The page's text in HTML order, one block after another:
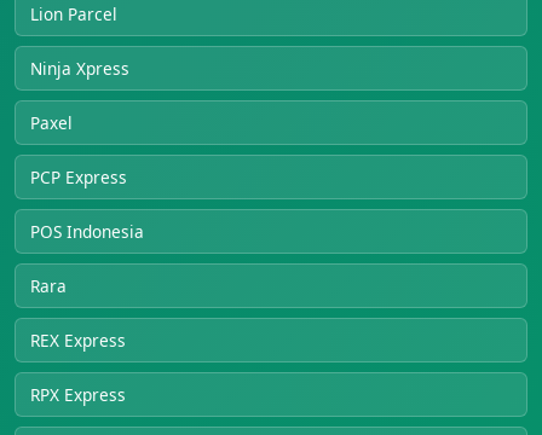
Lion Parcel
Ninja Xpress
Paxel
PCP Express
POS Indonesia
Rara
REX Express
RPX Express